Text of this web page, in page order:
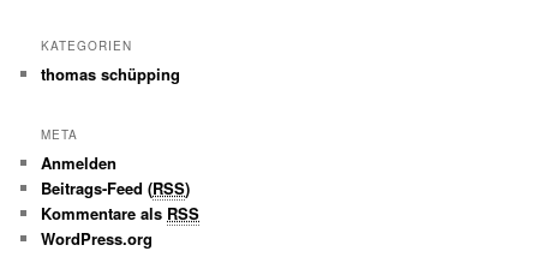
KATEGORIEN
thomas schüpping
META
Anmelden
Beitrags-Feed (RSS)
Kommentare als RSS
WordPress.org